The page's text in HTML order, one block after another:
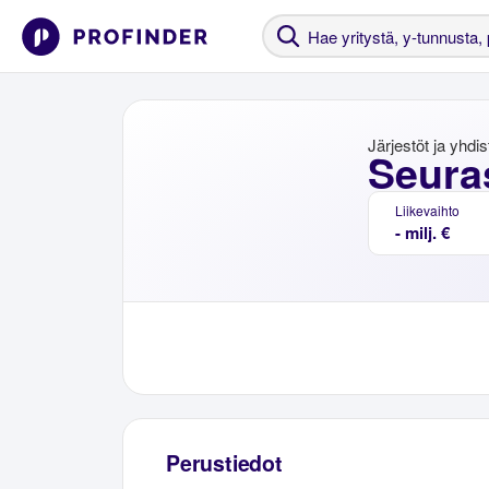
Järjestöt ja
Liikevaihto
- milj. €
Perustiedot